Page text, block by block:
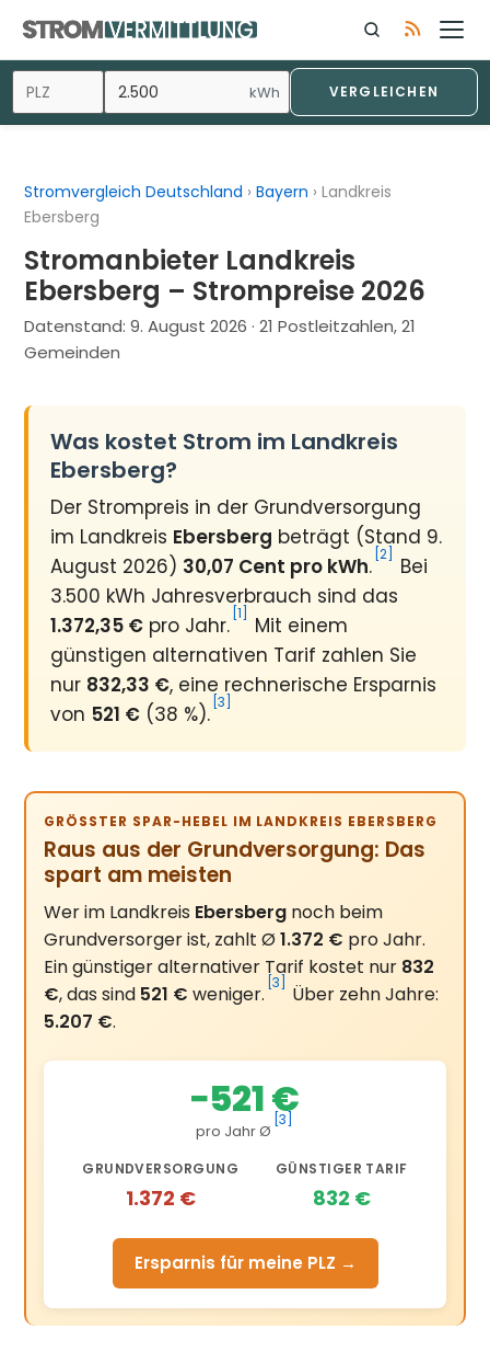
Inhalt
springen
kWh VERGLEICHEN
Stromvergleich Deutschland ›Bayern ›Landkreis
Ebersberg
Stromanbieter Landkreis
Ebersberg – Strompreise 2026
Datenstand:9. August 2026 · 21 Postleitzahlen, 21
Gemeinden
Was kostet Strom im Landkreis
Ebersberg?
Der Strompreis in der Grundversorgung
im Landkreis Ebersberg beträgt (Stand 9.
August 2026) 30,07 Cent pro kWh. [2]
Bei
3.500 kWh Jahresverbrauch sind das
1.372,35 € pro Jahr. [1]
Mit einem
günstigen alternativen Tarif zahlen Sie
nur 832,33 €, eine rechnerische Ersparnis
von 521 € (38 %). [3]
GRÖSSTER SPAR-HEBEL IM LANDKREIS EBERSBERG
Raus aus der Grundversorgung: Das
spart am meisten
Wer im Landkreis Ebersberg noch beim
Grundversorger ist, zahlt Ø1.372 € pro Jahr.
Ein günstiger alternativer Tarif kostet nur 832
€, das sind 521 € weniger. [3]
Über zehn Jahre:
5.207 €.
−521 €
pro Jahr Ø
[3]
GRUNDVERSORGUNG
1.372 €
GÜNSTIGER TARIF
832 €
Ersparnis für meine PLZ →